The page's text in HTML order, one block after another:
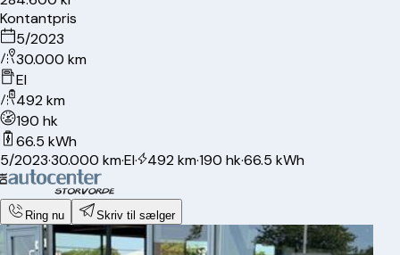
Kontantpris
5/2023
30.000 km
El
492 km
190 hk
66.5 kWh
5/2023·30.000 km·El· 492 km·190 hk·66.5 kWh
Ring nu Skriv til sælger